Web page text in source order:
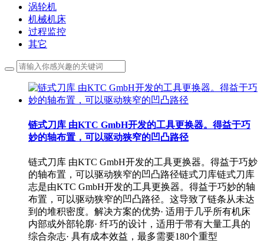
涡轮机
机械机床
过程监控
其它
链式刀库 由KTC GmbH开发的工具更换器。得益于巧
妙的轴布置，可以驱动狭窄的凹凸路径
链式刀库 由KTC GmbH开发的工具更换器。得益于巧妙
的轴布置，可以驱动狭窄的凹凸路径链式刀库链式刀库
志是由KTC GmbH开发的工具更换器。得益于巧妙的轴
布置，可以驱动狭窄的凹凸路径。这导致了链条从未达
到的堆积密度。解决方案的优势· 适用于几乎所有机床
内部或外部轮廓· 纤巧的设计，适用于带有大量工具的
综合杂志· 具有成本效益，最多需要180个重型